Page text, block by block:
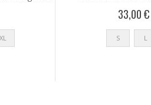
XL
33,00 €
S L